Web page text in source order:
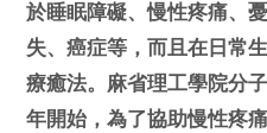
於睡眠障礙、慢性疼痛、
失、癌症等，而且在日常
療癒法。麻省理工學院分
年開始，為了協助慢性疼